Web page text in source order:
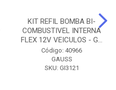
KIT REFIL BOMBA BI-
COMBUSTIVEL INTERNA
FLEX 12V VEICULOS - G...
Código: 40966
GAUSS
SKU: GI3121